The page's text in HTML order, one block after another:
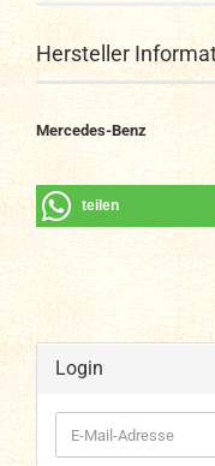
Hersteller
Mercedes-Benz
teilen
Login
E-
Mail-